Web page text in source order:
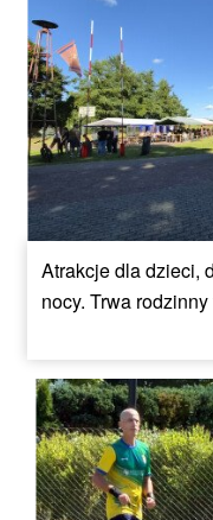
Atrakcje dla dzieci,
nocy. Trwa rodzinny